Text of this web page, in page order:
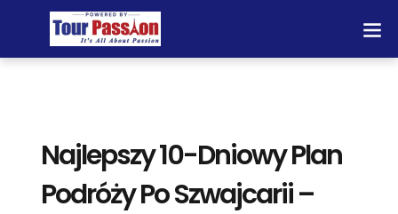
Najlepszy 10-Dniowy Plan
Podróży Po Szwajcarii –